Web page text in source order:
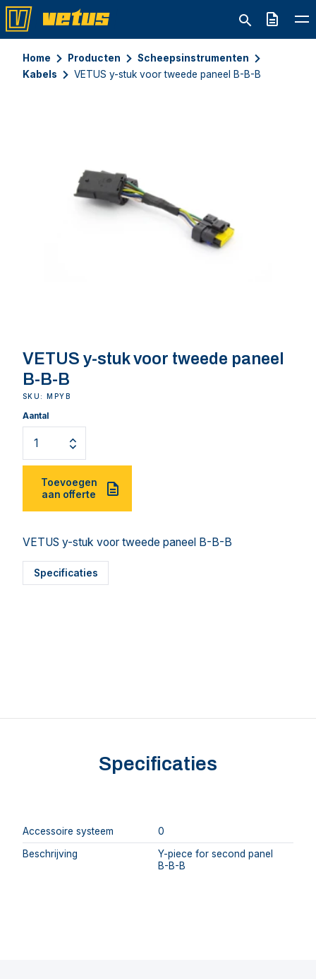
Offerte
Home Producten
Scheepsinstrumenten
Kabels
VETUS y-stuk voor tweede paneel B-B-B
VETUS y-stuk voor tweede paneel
B-B-B
SKU: MPYB
Aantal
Toevoegen
aan offerte
VETUS y-stuk voor tweede paneel B-B-B
Specificaties
Specificaties
Accessoire systeem
0
Beschrijving
Y-piece for second panel
B-B-B